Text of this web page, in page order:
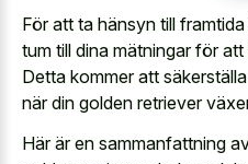
För att ta hänsyn till
tum till dina mätningar för
Detta kommer att
när din golden retriever
Här är en sammanfattning